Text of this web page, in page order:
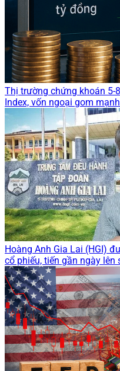
Thị trường chứng khoán 5-
Index, vốn ngoại gom
Hoàng Anh Gia Lai (HGI)
cổ phiếu, tiến gần ngày lên